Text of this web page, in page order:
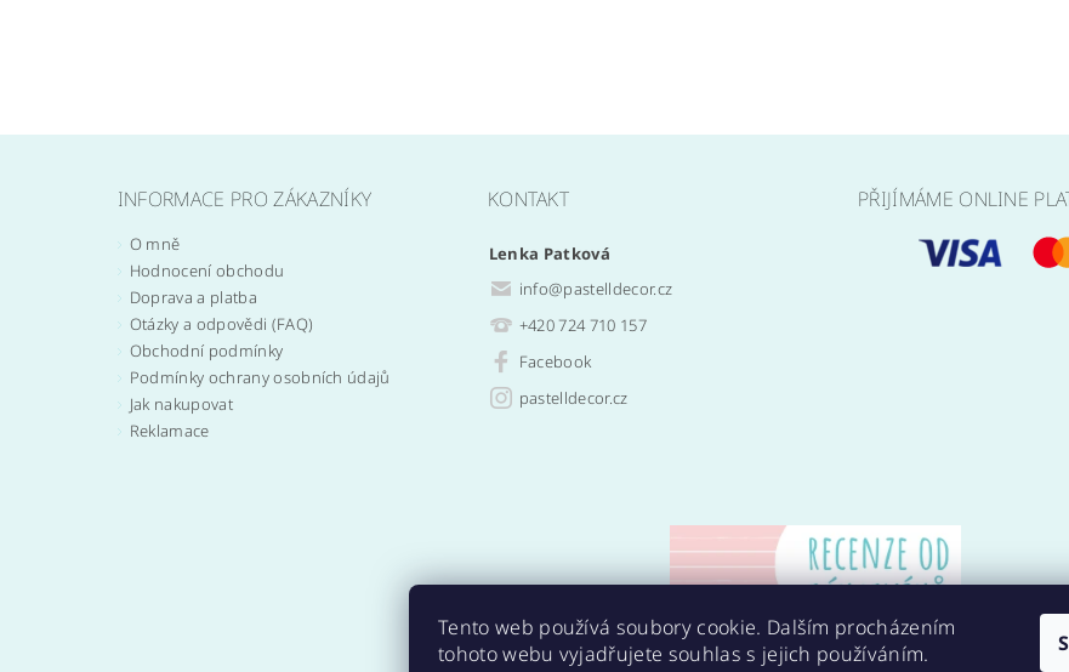
INFORMACE PRO ZÁKAZNÍKY
O mně
Hodnocení obchodu
Doprava a platba
Otázky a odpovědi (FAQ)
Obchodní podmínky
Podmínky ochrany osobních údajů
Jak nakupovat
Reklamace
KONTAKT
Lenka Patková
info@pastelldecor.cz
+420 724 710 157
Facebook
pastelldecor.cz
PŘIJÍMÁME ONLINE
Tento web používá soubory cookie. Dalším procházením
tohoto webu vyjadřujete souhlas s jejich používáním.